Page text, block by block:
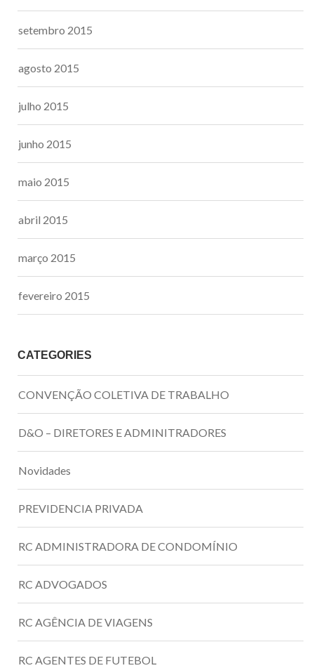
setembro 2015
agosto 2015
julho 2015
junho 2015
maio 2015
abril 2015
março 2015
fevereiro 2015
CATEGORIES
CONVENÇÃO COLETIVA DE TRABALHO
D&O – DIRETORES E ADMINITRADORES
Novidades
PREVIDENCIA PRIVADA
RC ADMINISTRADORA DE CONDOMÍNIO
RC ADVOGADOS
RC AGÊNCIA DE VIAGENS
RC AGENTES DE FUTEBOL